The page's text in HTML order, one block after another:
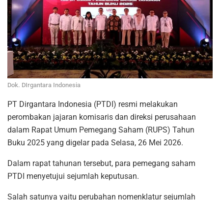
Dok. DIrgantara Indonesia
PT Dirgantara Indonesia (PTDI) resmi melakukan
perombakan jajaran komisaris dan direksi perusahaan
dalam Rapat Umum Pemegang Saham (RUPS) Tahun
Buku 2025 yang digelar pada Selasa, 26 Mei 2026.
Dalam rapat tahunan tersebut, para pemegang saham
PTDI menyetujui sejumlah keputusan.
Salah satunya yaitu perubahan nomenklatur sejumlah